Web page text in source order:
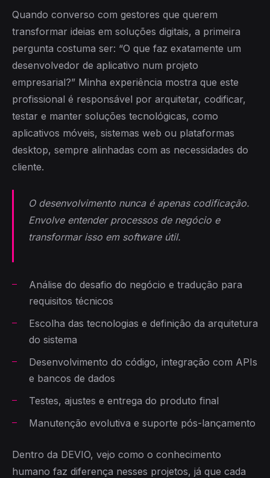
Quando converso com gestores que querem
transformar ideias em soluções digitais, a primeira
pergunta costuma ser: “O que faz exatamente um
desenvolvedor de aplicativo num projeto
empresarial?” Minha experiência mostra que este
profissional é responsável por arquitetar, codificar,
testar e manter soluções tecnológicas, como
aplicativos móveis, sistemas web ou plataformas
desktop, sempre alinhadas com as necessidades do
cliente.
O desenvolvimento nunca é apenas codificação.
Envolve entender processos de negócio e
transformar isso em software útil.
Análise do desafio do negócio e tradução para
requisitos técnicos
Escolha das tecnologias e definição da arquitetura
do sistema
Desenvolvimento do código, integração com APIs
e bancos de dados
Testes, ajustes e entrega do produto final
Manutenção evolutiva e suporte pós-lançamento
Dentro da DEVIO, vejo como o conhecimento
humano faz diferença nesses projetos, já que cada